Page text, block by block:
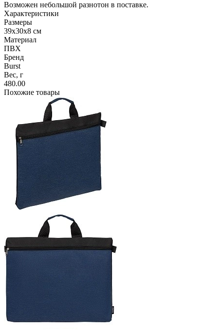
Возможен небольшой разнотон в поставке.
Характеристики
Размеры
39х30х8 см
Материал
ПВХ
Бренд
Burst
Вес, г
480.00
Похожие товары